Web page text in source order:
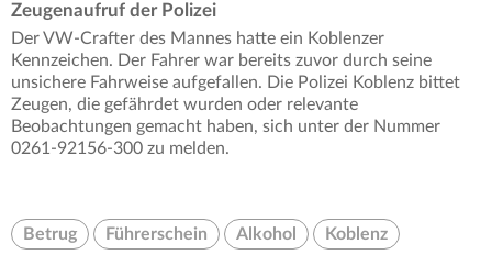
Zeugenaufruf der Polizei
Der VW-Crafter des Mannes hatte ein Koblenzer
Kennzeichen. Der Fahrer war bereits zuvor durch seine
unsichere Fahrweise aufgefallen. Die Polizei Koblenz bittet
Zeugen, die gefährdet wurden oder relevante
Beobachtungen gemacht haben, sich unter der Nummer
0261-92156-300 zu melden.
Betrug Führerschein Alkohol Koblenz